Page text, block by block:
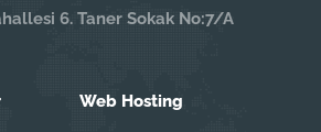
6. Taner Sokak No:7/A
Web Hosting